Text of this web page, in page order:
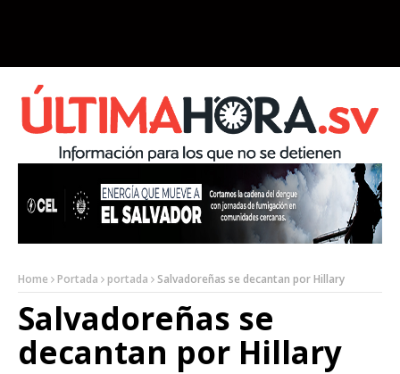
Home Portada portada Salvadoreñas se decantan por Hillary
Salvadoreñas se
decantan por Hillary